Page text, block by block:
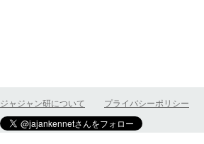
ジャジャン研について プライバシーポリシー